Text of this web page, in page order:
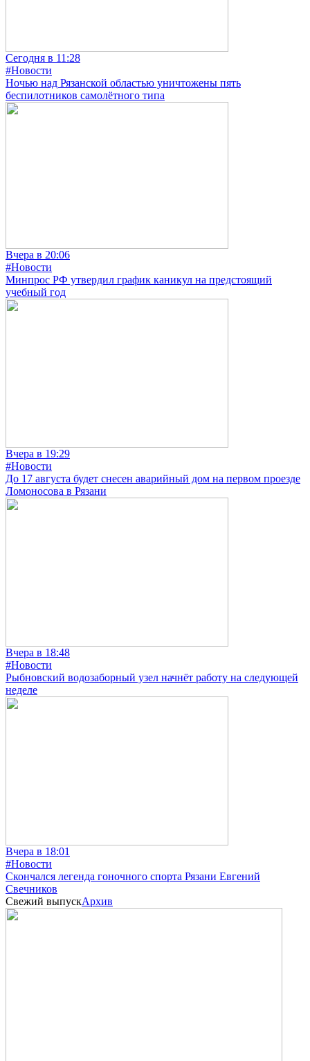
Сегодня в 11:28
#Новости
Ночью над Рязанской областью уничтожены пять
беспилотников самолётного типа
Вчера в 20:06
#Новости
Минпрос РФ утвердил график каникул на предстоящий
учебный год
Вчера в 19:29
#Новости
До 17 августа будет снесен аварийный дом на первом проезде
Ломоносова в Рязани
Вчера в 18:48
#Новости
Рыбновский водозаборный узел начнёт работу на следующей
неделе
Вчера в 18:01
#Новости
Скончался легенда гоночного спорта Рязани Евгений
Свечников
Свежий выпускАрхив